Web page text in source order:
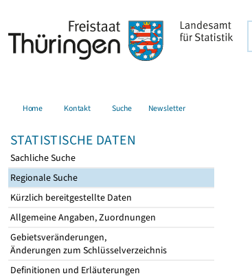
Home Kontakt Suche Newsletter
STATISTISCHE DATEN
Sachliche Suche
Regionale Suche
Kürzlich bereitgestellte Daten
Allgemeine Angaben, Zuordnungen
Gebietsveränderungen,
Änderungen zum Schlüsselverzeichnis
Definitionen und Erläuterungen